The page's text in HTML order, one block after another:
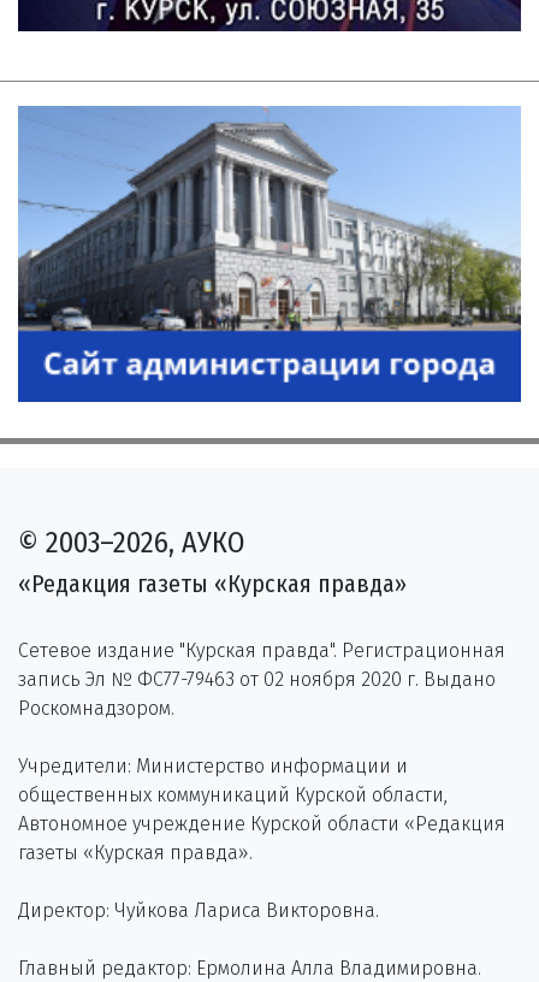
© 2003–2026, АУКО
«Редакция газеты «Курская правда»
Сетевое издание "Курская правда". Регистрационная
запись Эл № ФС77-79463 от 02 ноября 2020 г. Выдано
Роскомнадзором.
Учредители: Министерство информации и
общественных коммуникаций Курской области,
Автономное учреждение Курской области «Редакция
газеты «Курская правда».
Директор: Чуйкова Лариса Викторовна.
Главный редактор: Ермолина Алла Владимировна.